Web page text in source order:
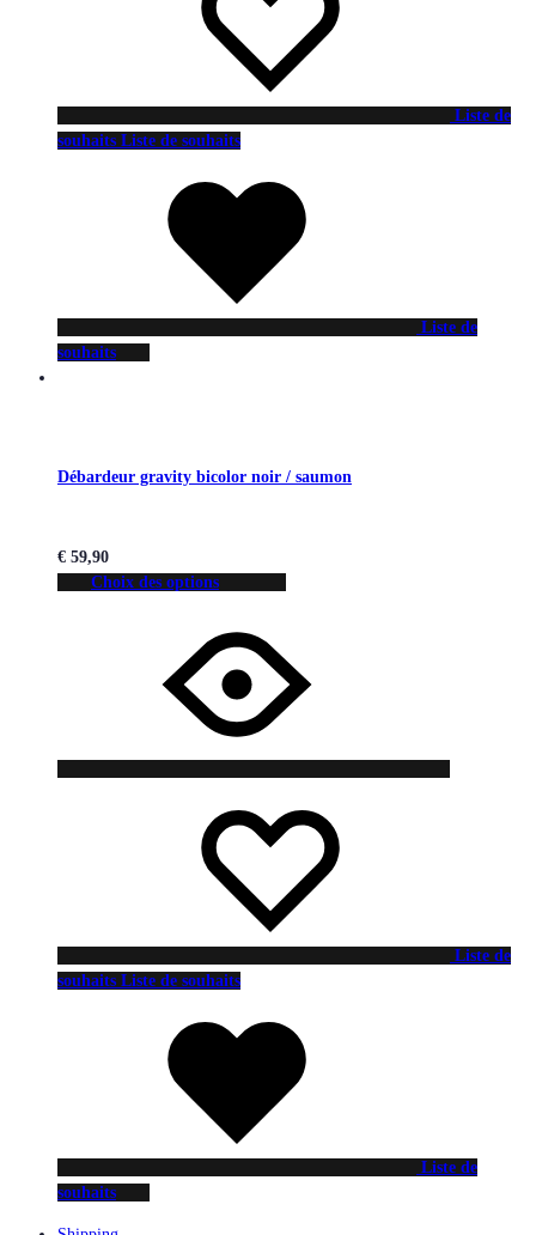
Liste de
souhaits Liste de souhaits
Liste de
souhaits
Débardeur gravity bicolor noir / saumon
€ 59,90
Choix des options
Liste de
souhaits Liste de souhaits
Liste de
souhaits